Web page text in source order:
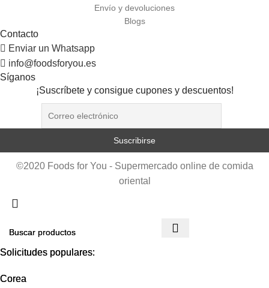
Envío y devoluciones
Blogs
Contacto
Enviar un Whatsapp
info@foodsforyou.es
Síganos
¡Suscríbete y consigue cupones y descuentos!
©2020 Foods for You - Supermercado online de comida
oriental
Solicitudes populares:
Corea
Solicitudes populares:
Corea